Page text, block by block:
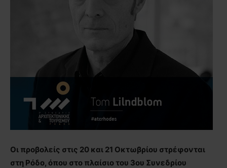
Οι προβολείς στις 20 και 21 Οκτωβρίου στρέφονται
στη Ρόδο, όπου στο πλαίσιο του 3ου Συνεδρίου